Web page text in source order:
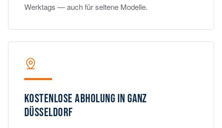
Werktags — auch für seltene Modelle.
KOSTENLOSE ABHOLUNG IN GANZ
DÜSSELDORF